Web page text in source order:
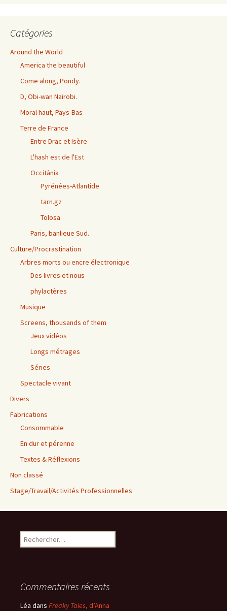
Catégories
Around the World
America the beautiful
Come along, Pondy.
D, Obi-wan Nairobi.
Moral haut, Pays-Bas
Terre de France
Entre Drac et Isère
L'hash est de l'Est
Occitània
Pyrénées-Atlantide
tarn.gz
Tolosa
Paris, banlieue Sud.
Culture/Procrastination
Arbres morts ou encre électronique
Des livres et nous
phylactères
Musique
Screens, thousands of them
Jeux vidéos
Longs métrages
Séries
Spectacle vivant
Divers
Fabrications
Consommable
En dur et pérenne
Textes & Réflexions
Non classé
Stage/Travail/Activités Professionnelles
Rechercher :
Commentaires récents
Léa dans Freaky Tales, d’Anna